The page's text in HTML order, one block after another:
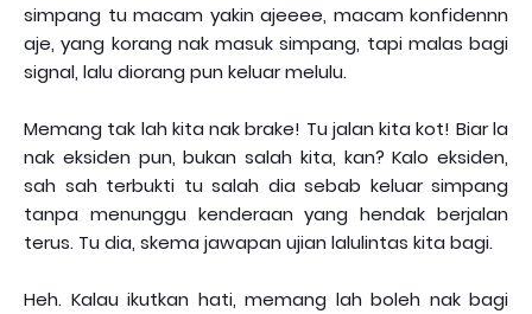
simpang tu macam yakin ajeeee, macam konfidennn
aje, yang korang nak masuk simpang, tapi malas bagi
signal, lalu diorang pun keluar melulu.
Memang tak lah kita nak brake! Tu jalan kita kot! Biar la
nak eksiden pun, bukan salah kita, kan? Kalo eksiden,
sah sah terbukti tu salah dia sebab keluar simpang
tanpa menunggu kenderaan yang hendak berjalan
terus. Tu dia, skema jawapan ujian lalulintas kita bagi.
Heh. Kalau ikutkan hati, memang lah boleh nak bagi